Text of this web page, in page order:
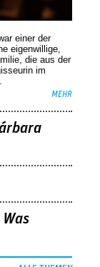
einer der
eigenwillige,
die aus der
im
MEHR